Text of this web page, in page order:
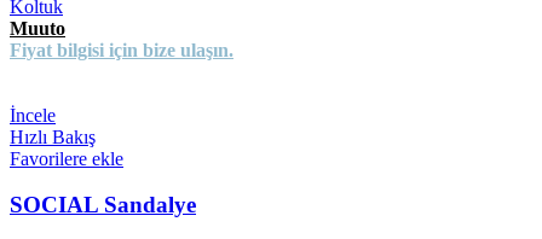
Koltuk
Muuto
Fiyat bilgisi için bize ulaşın.
İncele
Hızlı Bakış
Favorilere ekle
SOCIAL Sandalye